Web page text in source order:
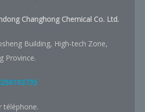
Changhong Chemical Co. Ltd.
Building, High-tech Zone,
Province.
téléphone.